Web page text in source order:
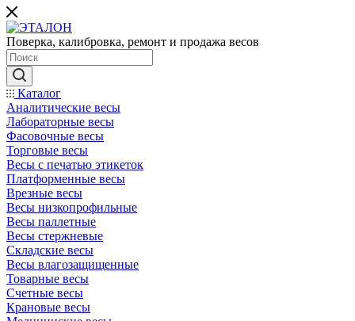
Поверка, калибровка, ремонт и продажа весов
Каталог
Аналитические весы
Лабораторные весы
Фасовочные весы
Торговые весы
Весы с печатью этикеток
Платформенные весы
Врезные весы
Весы низкопрофильные
Весы паллетные
Весы стержневые
Складские весы
Весы влагозащищенные
Товарные весы
Счетные весы
Крановые весы